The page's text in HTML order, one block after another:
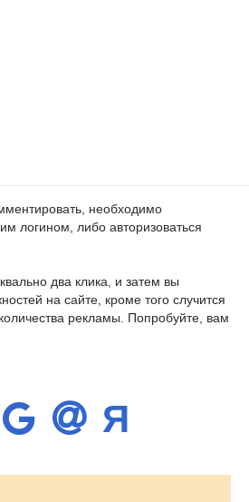
необходимо
логином, либо авторизоваться
два клика, и затем вы
на сайте, кроме того случится
рекламы. Попробуйте, вам